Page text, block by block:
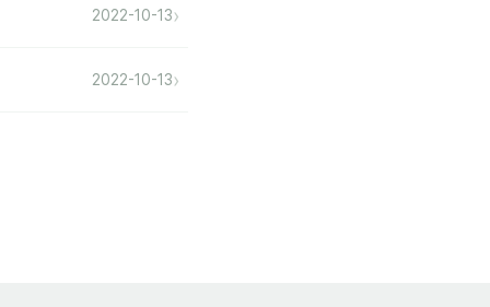
2022-10-13›
2022-10-13›